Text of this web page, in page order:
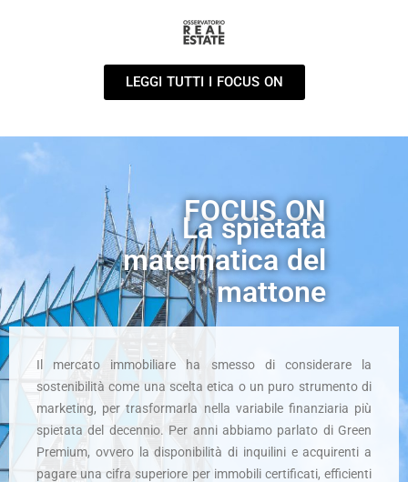
LEGGI TUTTI I FOCUS ON
FOCUS ON
La spietata
matematica del
mattone
Il mercato immobiliare ha smesso di considerare la
sostenibilità come una scelta etica o un puro strumento di
marketing, per trasformarla nella variabile finanziaria più
spietata del decennio. Per anni abbiamo parlato di Green
Premium, ovvero la disponibilità di inquilini e acquirenti a
pagare una cifra superiore per immobili certificati, efficienti